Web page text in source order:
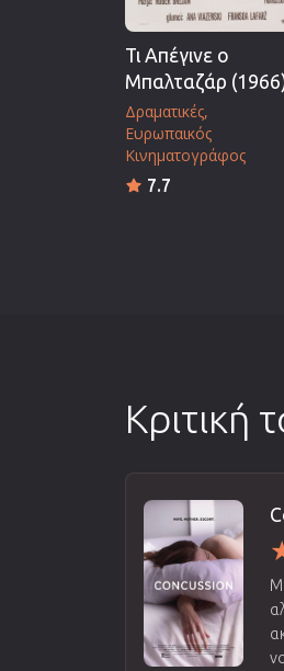
Τι Απέγινε ο
Μπαλταζάρ
Δραματικές
Ευρωπαικός
Κινηματογράφος
7.7
Κριτική